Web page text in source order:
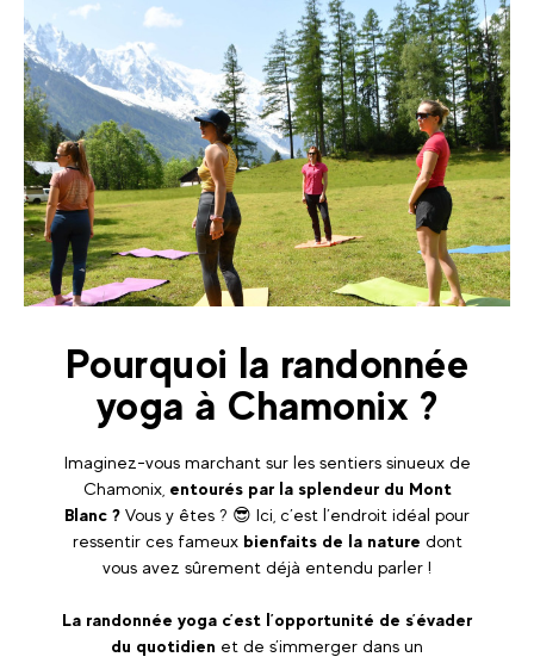
Pourquoi la randonnée
yoga à Chamonix ?
Imaginez-vous marchant sur les sentiers sinueux de
Chamonix, entourés par la splendeur du Mont
Blanc ? Vous y êtes ? 😎 Ici, c’est l’endroit idéal pour
ressentir ces fameux bienfaits de la nature dont
vous avez sûrement déjà entendu parler !
La randonnée yoga c’est l’opportunité de s’évader
du quotidien et de s’immerger dans un